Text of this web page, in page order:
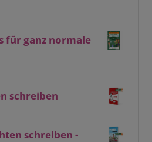
für ganz normale
schreiben
schreiben -